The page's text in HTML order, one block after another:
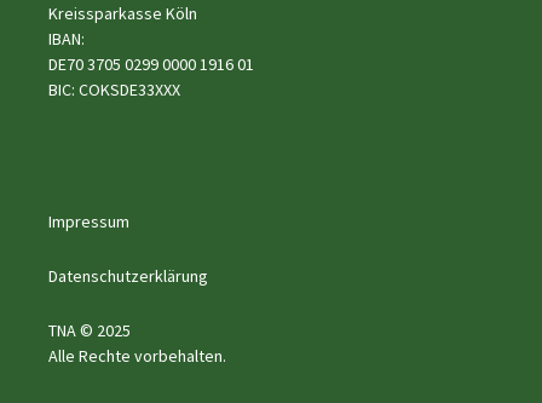
Kreissparkasse Köln
IBAN:
DE70 3705 0299 0000 1916 01
BIC: COKSDE33XXX
Impressum
Datenschutzerklärung
TNA © 2025
Alle Rechte vorbehalten.